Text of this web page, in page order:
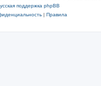
поддержка phpBB
| Правила